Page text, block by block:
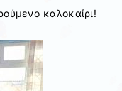
καλοκαίρι!